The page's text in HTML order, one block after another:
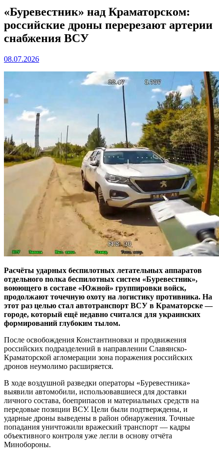
«Буревестник» над Краматорском:
российские дроны перерезают артерии
снабжения ВСУ
08.07.2026
Расчёты ударных беспилотных летательных аппаратов
отдельного полка беспилотных систем «Буревестник»,
воюющего в составе «Южной» группировки войск,
продолжают точечную охоту на логистику противника. На
этот раз целью стал автотранспорт ВСУ в Краматорске —
городе, который ещё недавно считался для украинских
формирований глубоким тылом.
После освобождения Константиновки и продвижения
российских подразделений в направлении Славянско-
Краматорской агломерации зона поражения российских
дронов неумолимо расширяется.
В ходе воздушной разведки операторы «Буревестника»
выявили автомобили, использовавшиеся для доставки
личного состава, боеприпасов и материальных средств на
передовые позиции ВСУ. Цели были подтверждены, и
ударные дроны выведены в район обнаружения. Точные
попадания уничтожили вражеский транспорт — кадры
объективного контроля уже легли в основу отчёта
Минобороны.